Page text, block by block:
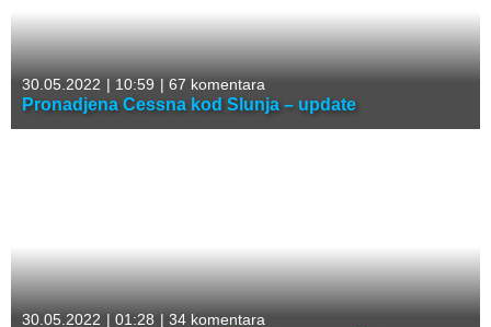
30.05.2022 | 10:59 | 67 komentara
Pronadjena Cessna kod Slunja – update
30.05.2022 | 01:28 | 34 komentara